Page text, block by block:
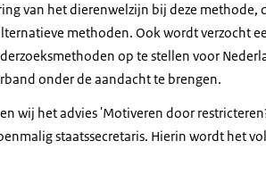
van het dierenwelzijn bij deze methode,
methoden. Ook wordt verzocht
op te stellen voor
onder de aandacht te brengen.
wij het advies 'Motiveren door
staatssecretaris. Hierin wordt het